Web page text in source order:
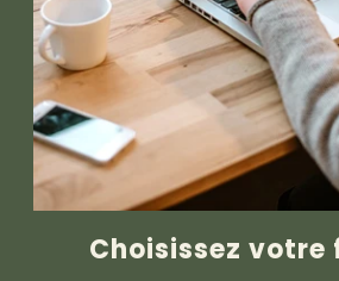
Choisissez votre